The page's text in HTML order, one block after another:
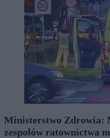
Ministerstwo Zdrowia:
zespołów ratownictwa